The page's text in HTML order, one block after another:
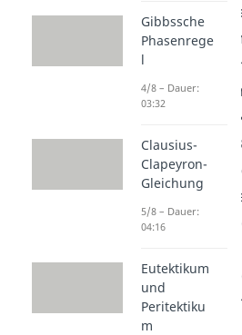
Falls die
solches
haben sie einen
Schmelzpunkt
,
eutektischen
befindet sich am
Solidus-und
alle drei Phasen
miteinander. Die
die Phase der
Atomsorte B (
)
Gibbssche
Phasenrege
l
4/8 – Dauer:
03:32
Clausius-
Clapeyron-
Gleichung
5/8 – Dauer:
04:16
Eutektikum
und
Peritektiku
m